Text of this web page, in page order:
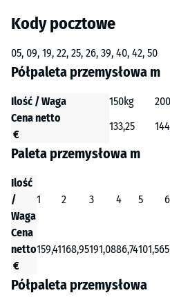
Kody pocztowe
05, 09, 19, 22, 25, 26, 39, 40, 42, 50
Półpaleta przemysłowa m
Ilość / Waga 150kg
Cena netto
€
133,25
Paleta przemysłowa m
Ilość
/
Waga
1 2 3 4 5 6
Cena
netto
€
159,41168,95191,0886,74101,56
Półpaleta przemysłowa